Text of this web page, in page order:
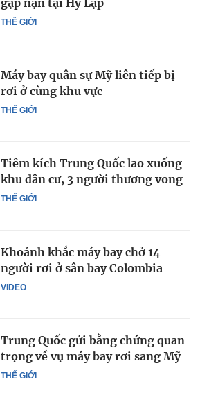
THẾ GIỚI
THẾ GIỚI
Máy bay quân sự Mỹ liên tiếp bị
rơi ở cùng khu vực
THẾ GIỚI
Tiêm kích Trung Quốc lao xuống
khu dân cư, 3 người thương vong
VIDEO
Khoảnh khắc máy bay chở 14
người rơi ở sân bay Colombia
THẾ GIỚI
Trung Quốc gửi bằng chứng quan
trọng về vụ máy bay rơi sang Mỹ